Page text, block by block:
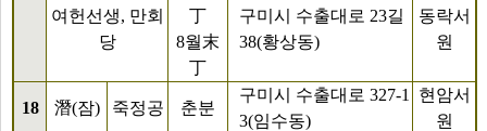
여헌선생, 만회
당
丁
8월末
丁
구미시 수출대로 23길
38(황상동)
동락서
원
18 潛(잠) 죽정공 춘분
구미시 수출대로 327-1
3(임수동)
현암서
원